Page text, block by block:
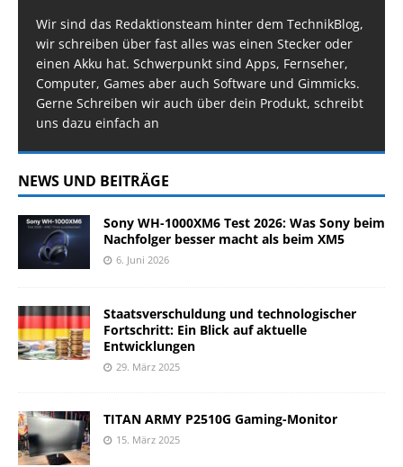
Wir sind das Redaktionsteam hinter dem TechnikBlog,
wir schreiben über fast alles was einen Stecker oder
einen Akku hat. Schwerpunkt sind Apps, Fernseher,
Computer, Games aber auch Software und Gimmicks.
Gerne Schreiben wir auch über dein Produkt, schreibt
uns dazu einfach an
NEWS UND BEITRÄGE
Sony WH-1000XM6 Test 2026: Was Sony beim
Nachfolger besser macht als beim XM5
6. Juni 2026
Staatsverschuldung und technologischer
Fortschritt: Ein Blick auf aktuelle
Entwicklungen
29. März 2025
TITAN ARMY P2510G Gaming-Monitor
15. März 2025